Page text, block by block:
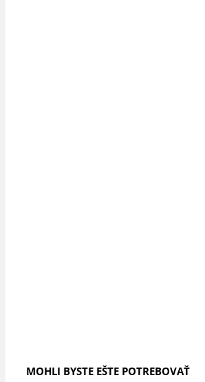
2,07 €
MOHLI BYSTE EŠTE POTREBOVAŤ